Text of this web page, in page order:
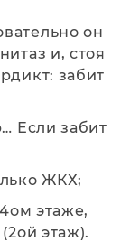
он
и, стоя
забит
Если забит
ЖКХ;
этаже,
этаж).